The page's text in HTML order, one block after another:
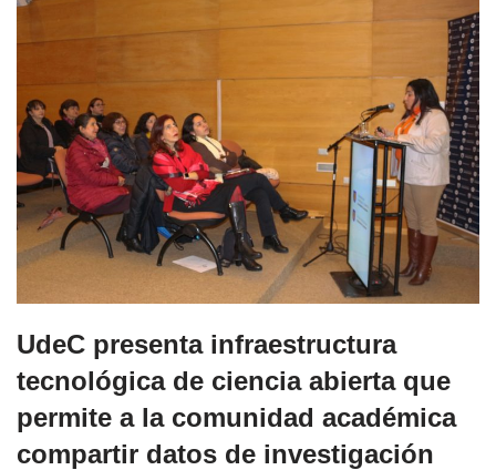
UdeC presenta infraestructura
tecnológica de ciencia abierta que
permite a la comunidad académica
compartir datos de investigación